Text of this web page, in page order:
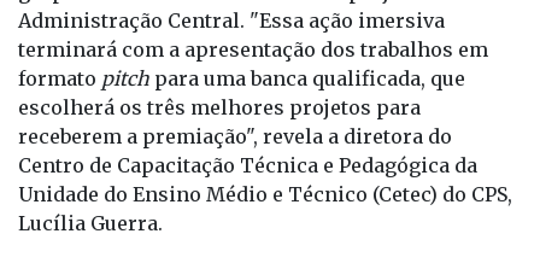
exemplo.
Uma das novidades deste ano é a imersão que os
grupos autores dos dez melhores projetos farão na
Administração Central. "Essa ação imersiva
terminará com a apresentação dos trabalhos em
formato pitchpara uma banca qualificada, que
escolherá os três melhores projetos para